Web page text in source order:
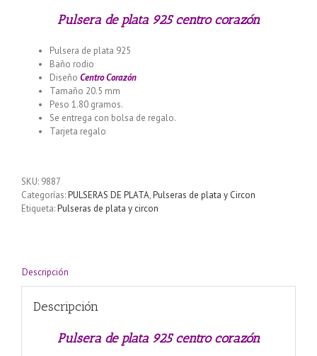
Pulsera de plata 925 centro corazón
Pulsera de plata 925
Baño rodio
Diseño Centro Corazón
Tamaño 20.5 mm
Peso 1.80 gramos.
Se entrega con bolsa de regalo.
Tarjeta regalo
SKU: 9887
Categorías:PULSERAS DE PLATA,Pulseras de plata y Circon
Etiqueta:Pulseras de plata y circon
Descripción
Descripción
Pulsera de plata 925 centro corazón